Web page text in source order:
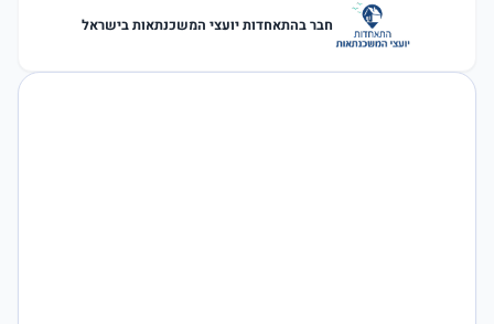
חבר בהתאחדות יועצי המשכנתאות בישראל